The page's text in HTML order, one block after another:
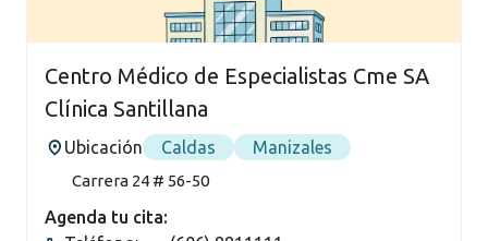
Centro Médico de Especialistas Cme SA
Clínica Santillana
Ubicación Caldas Manizales
Carrera 24 # 56-50
Agenda tu cita: